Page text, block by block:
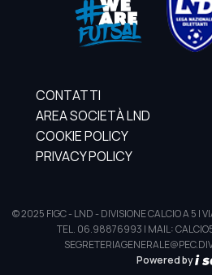
CONTATTI
AREA SOCIETÀ LND
COOKIE POLICY
PRIVACY POLICY
© 2025 FIGC - LND - DIVISIONE CALCIO A 5 |
TEL. 06.98876993 | MAIL:
Powered by